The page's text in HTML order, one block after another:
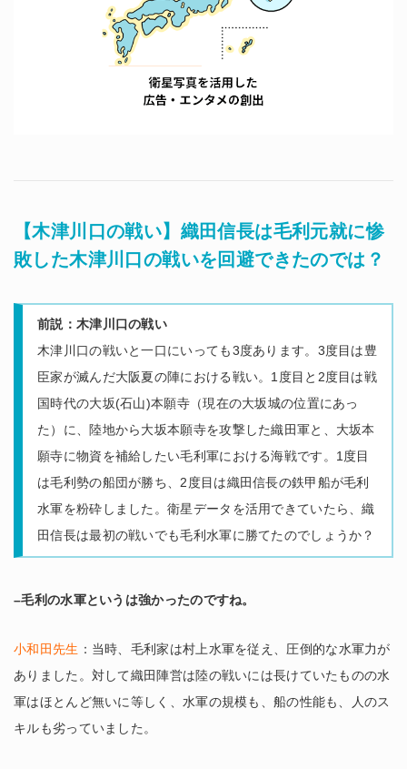
【木津川口の戦い】織田信長は毛利元就に惨
敗した木津川口の戦いを回避できたのでは？
前説：木津川口の戦い
木津川口の戦いと一口にいっても3度あります。3度目は豊
臣家が滅んだ大阪夏の陣における戦い。1度目と2度目は戦
国時代の大坂(石山)本願寺（現在の大坂城の位置にあっ
た）に、陸地から大坂本願寺を攻撃した織田軍と、大坂本
願寺に物資を補給したい毛利軍における海戦です。1度目
は毛利勢の船団が勝ち、2度目は織田信長の鉄甲船が毛利
水軍を粉砕しました。衛星データを活用できていたら、織
田信長は最初の戦いでも毛利水軍に勝てたのでしょうか？
–毛利の水軍というは強かったのですね。
小和田先生 ：当時、毛利家は村上水軍を従え、圧倒的な水軍力が
ありました。対して織田陣営は陸の戦いには長けていたものの水
軍はほとんど無いに等しく、水軍の規模も、船の性能も、人のス
キルも劣っていました。